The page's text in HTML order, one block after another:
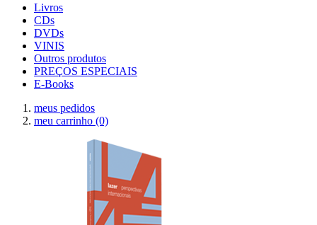
Livros
CDs
DVDs
VINIS
Outros produtos
PREÇOS ESPECIAIS
E-Books
meus pedidos
meu carrinho (0)